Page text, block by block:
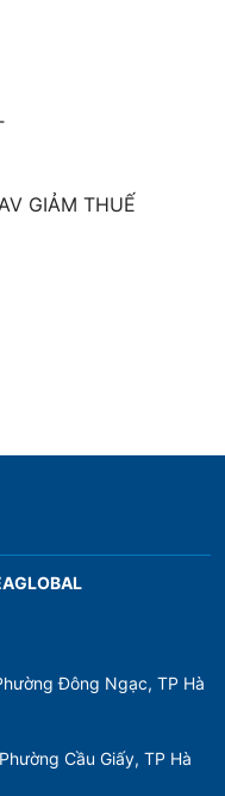
GIẢM THUẾ
Đông Ngạc, TP Hà
Cầu Giấy, TP Hà